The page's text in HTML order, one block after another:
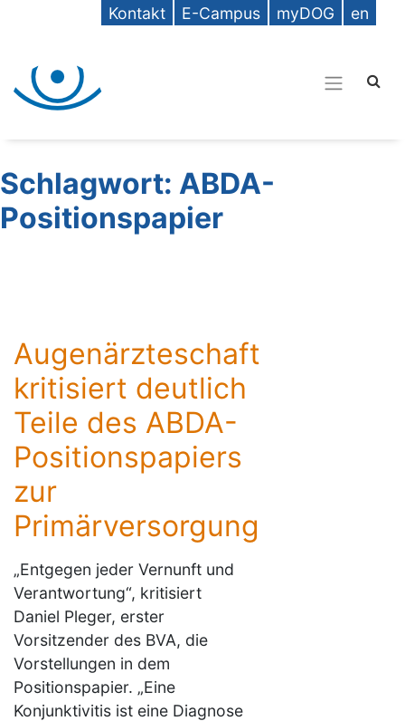
Kontakt E-Campus myDOG en
Schlagwort: ABDA-
Positionspapier
Augenärzteschaft
kritisiert deutlich
Teile des ABDA-
Positionspapiers
zur
Primärversorgung
„Entgegen jeder Vernunft und
Verantwortung“, kritisiert
Daniel Pleger, erster
Vorsitzender des BVA, die
Vorstellungen in dem
Positionspapier. „Eine
Konjunktivitis ist eine Diagnose